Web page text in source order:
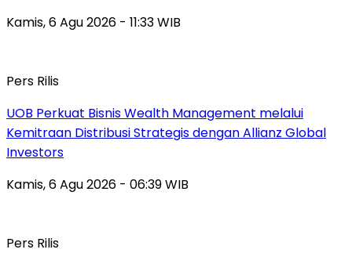
Kamis, 6 Agu 2026 - 11:33 WIB
Pers Rilis
UOB Perkuat Bisnis Wealth Management melalui
Kemitraan Distribusi Strategis dengan Allianz Global
Investors
Kamis, 6 Agu 2026 - 06:39 WIB
Pers Rilis